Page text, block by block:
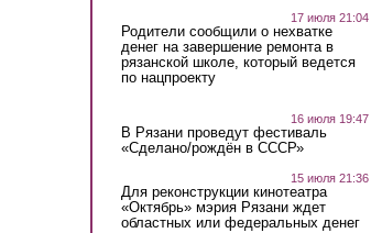
17 июля 21:04
Родители сообщили о нехватке
денег на завершение ремонта в
рязанской школе, который ведется
по нацпроекту
16 июля 19:47
В Рязани проведут фестиваль
«Сделано/рождён в СССР»
15 июля 21:36
Для реконструкции кинотеатра
«Октябрь» мэрия Рязани ждет
областных или федеральных денег